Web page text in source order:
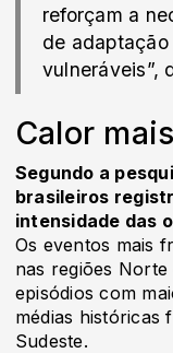
reforçam a
de
vulneráveis”,
Calor
Segundo a
brasileiros
intensidade das
Os eventos mais
nas regiões
episódios com
médias históricas
Sudeste.